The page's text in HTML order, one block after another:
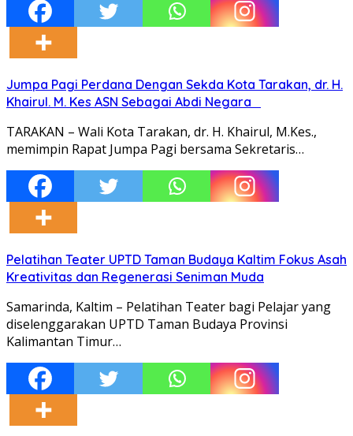
Jumpa Pagi Perdana Dengan Sekda Kota Tarakan, dr. H.
Khairul. M. Kes ASN Sebagai Abdi Negara
TARAKAN – Wali Kota Tarakan, dr. H. Khairul, M.Kes.,
memimpin Rapat Jumpa Pagi bersama Sekretaris…
Pelatihan Teater UPTD Taman Budaya Kaltim Fokus Asah
Kreativitas dan Regenerasi Seniman Muda
Samarinda, Kaltim – Pelatihan Teater bagi Pelajar yang
diselenggarakan UPTD Taman Budaya Provinsi
Kalimantan Timur…